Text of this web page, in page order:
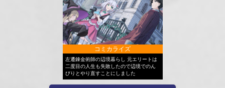
コミカライズ
左遷錬金術師の辺境暮らし 元エリートは
二度目の人生も失敗したので辺境でのん
びりとやり直すことにしました